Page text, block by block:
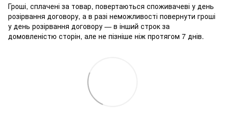
Гроші, сплачені за товар, повертаються споживачеві у день
розірвання договору, а в разі неможливості повернути гроші
у день розірвання договору — в інший строк за
домовленістю сторін, але не пізніше ніж протягом 7 днів.